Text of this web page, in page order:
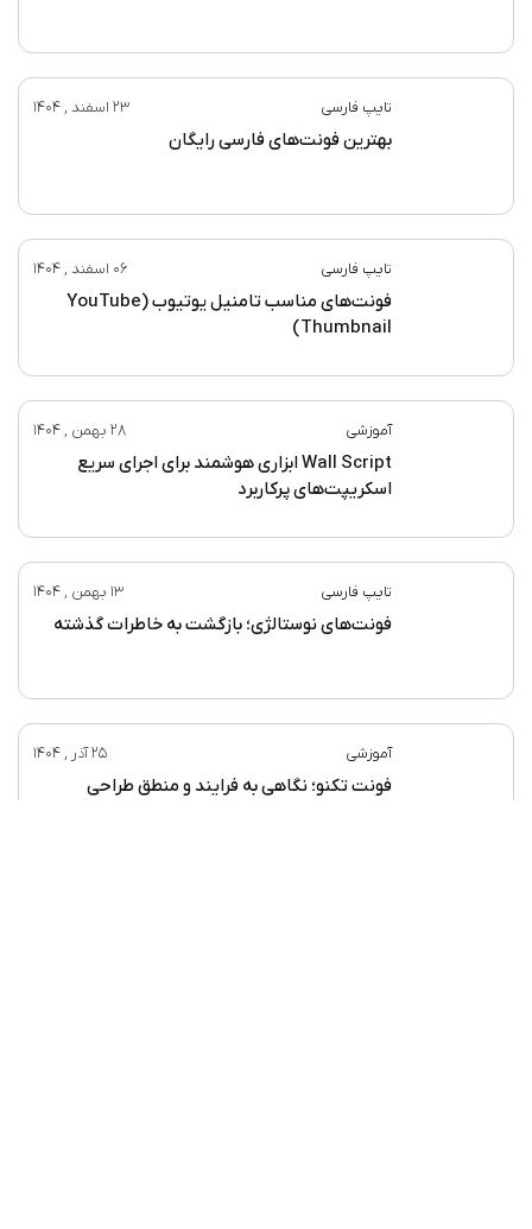
تایپ فارسی 23 اسفند , 1404
بهترین فونت‌های فارسی رایگان
تایپ فارسی 06 اسفند , 1404
فونت‌های مناسب تامنیل یوتیوب (YouTube
Thumbnail)
آموزشی 28 بهمن , 1404
Wall Script ابزاری هوشمند برای اجرای سریع
اسکریپت‌های پرکاربرد
تایپ فارسی 13 بهمن , 1404
فونت‌های نوستالژی؛ بازگشت به خاطرات گذشته
آموزشی 25 آذر , 1404
فونت تکنو؛ نگاهی به فرایند و منطق طراحی